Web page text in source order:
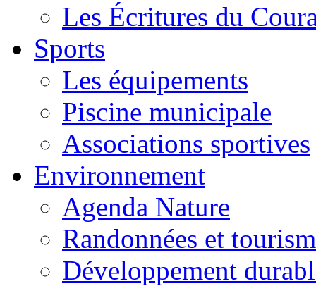
Les Écritures du
Sports
Les équipements
Piscine municipale
Associations sportives
Environnement
Agenda Nature
Randonnées et
Développement